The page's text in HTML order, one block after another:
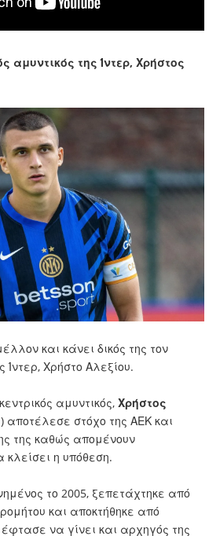
αμυντικός της Ίντερ, Χρήστος
και κάνει δικός της τον
Ίντερ, Χρήστο Αλεξίου.
αμυντικός, Χρήστος
αποτέλεσε στόχο της ΑΕΚ και
της καθώς απομένουν
η υπόθεση.
το 2005, ξεπετάχτηκε από
και αποκτήθηκε από
έφτασε να γίνει και αρχηγός της